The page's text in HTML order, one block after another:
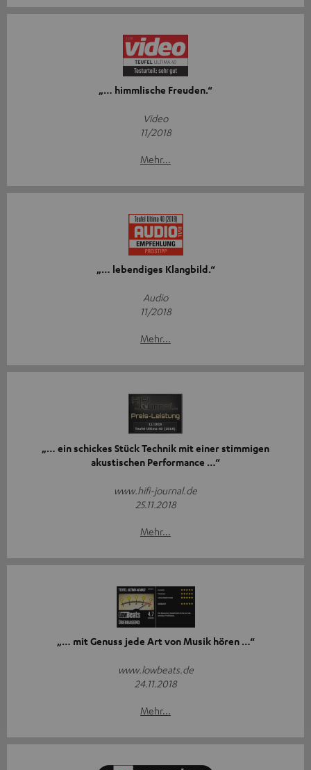
„… himmlische Freuden.“
Video
11/2018
Mehr...
„… lebendiges Klangbild.“
Audio
11/2018
Mehr...
„… ein schickes Stück Technik mit einer stimmigen
akustischen Performance …“
www.hifi-journal.de
25.11.2018
Mehr...
„… mit Genuss jede Art von Musik hören …“
www.lowbeats.de
24.11.2018
Mehr...